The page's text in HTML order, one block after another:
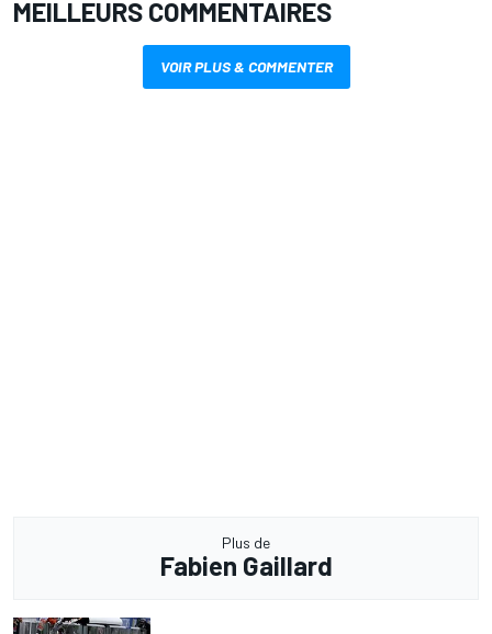
MEILLEURS COMMENTAIRES
VOIR PLUS & COMMENTER
Plus de
Fabien Gaillard